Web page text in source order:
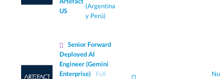
US
·(Argentina
y Perú)
Senior Forward
Deployed AI
Engineer (Gemini
Enterprise)
Full